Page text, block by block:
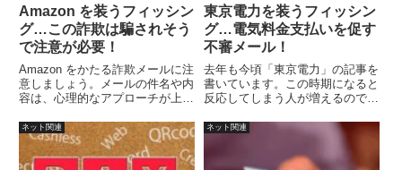
Amazon を装うフィッシン
グ…この詐欺は騙されそう
で注意が必要！
Amazon をかたる詐欺メールに注
意しましょう。メールの件名や内
容は、心理的なアプローチが上手
いようにしましょう。最近取り上
げたフィッシングメールのよう
に、見ただけでわかるような感じ
東京電力を装うフィッシン
グ…電気料金支払いを促す
不審メール！
去年も今頃「東京電力」の記事を
書いています。この時期になると
反応してしまう人が増えるのでし
ネット関連 ネット関連